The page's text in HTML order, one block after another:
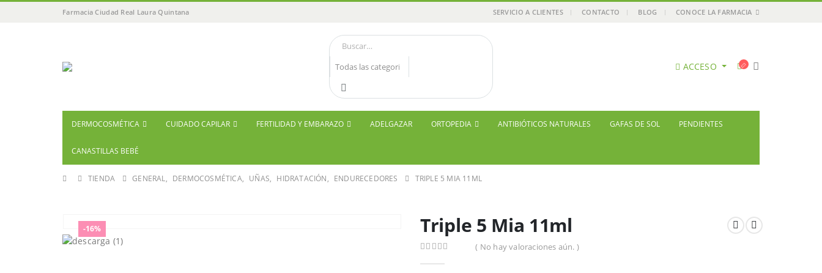
Farmacia Ciudad Real Laura Quintana SERVICIO A CLIENTES CONTACTO BLOG CONOCE LA FARMACIA
ACCESO
DERMOCOSMÉTICA CUIDADO CAPILAR FERTILIDAD Y EMBARAZO ADELGAZAR ORTOPEDIA ANTIBIÓTICOS NATURALES GAFAS DE SOL PENDIENTES
CANASTILLAS BEBÉ
TIENDA GENERAL, DERMOCOSMÉTICA, UÑAS, HIDRATACIÓN, ENDURECEDORES TRIPLE 5 MIA 11ML
-16% Triple 5 Mia 11ml
( No hay valoraciones aún. )